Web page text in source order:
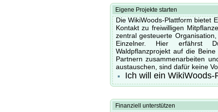
Eigene Projekte starten
Die WikiWoods-Plattform bietet
Kontakt zu freiwilligen
zentral gesteuerte
Einzelner. Hier
Waldpflanzprojekt auf die
Partnern zusammenarbeiten
austauschen, sind dafür keine
Ich will ein
Finanziell unterstützen